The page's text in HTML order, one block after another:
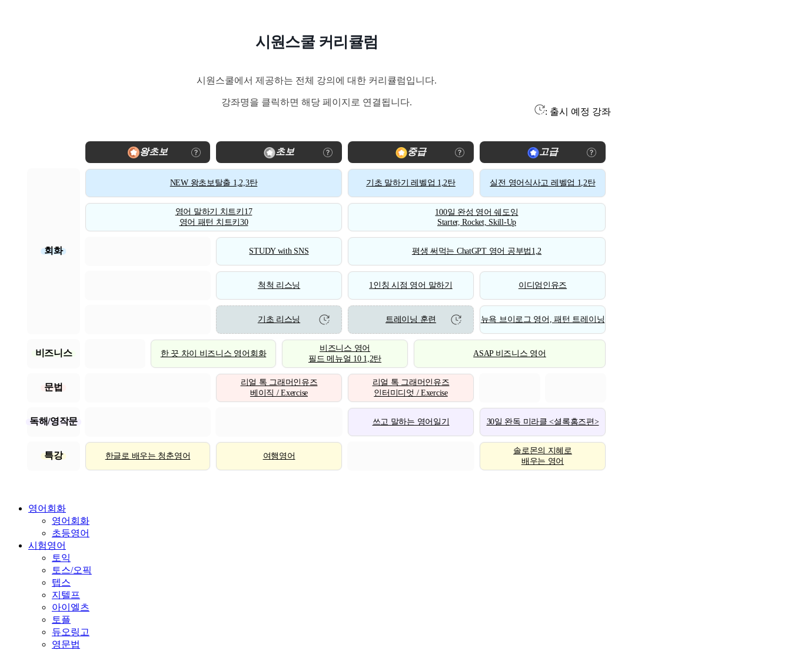
시원스쿨 커리큘럼
시원스쿨에서 제공하는 전체 강의에 대한 커리큘럼입니다.
강좌명을 클릭하면 해당 페이지로 연결됩니다.
: 출시 예정 강좌
왕초보 초보 중급 고급
회화
NEW 왕초보탈출 1,2,3탄 기초 말하기 레벨업 1,2탄 실전 영어식사고 레벨업 1,2탄
영어 말하기 치트키17
영어 패턴 치트키30
100일 완성 영어 쉐도잉
Starter, Rocket, Skill-Up
STUDY with SNS 평생 써먹는 ChatGPT 영어 공부법1,2
척척 리스닝 1인칭 시점 영어 말하기 이디엄인유즈
기초 리스닝 트레이닝 훈련 뉴욕 브이로그 영어, 패턴 트레이닝
비즈니스 한 끗 차이 비즈니스 영어회화
비즈니스 영어
필드 메뉴얼 10 1,2탄
ASAP 비즈니스 영어
문법
리얼 톡 그래머인유즈
베이직 / Exercise
리얼 톡 그래머인유즈
인터미디엇 / Exercise
독해/영작문 쓰고 말하는 영어일기 30일 완독 미라클 <셜록홈즈편>
특강 한글로 배우는 청춘영어 여행영어
솔로몬의 지혜로
배우는 영어
영어회화
영어회화
초등영어
시험영어
토익
토스/오픽
텝스
지텔프
아이엘츠
토플
듀오링고
영문법